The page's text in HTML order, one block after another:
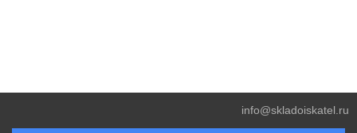
info@skladoiskatel.ru